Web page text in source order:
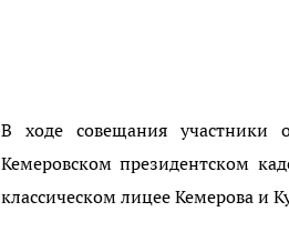
В ходе совещания участники
Кемеровском президентском
классическом лицее Кемерова и